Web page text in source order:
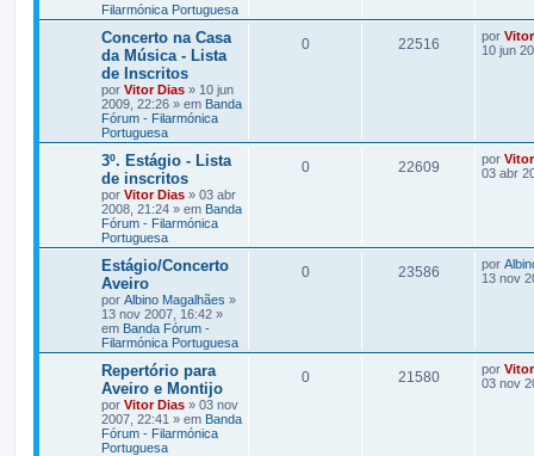
Filarmónica Portuguesa
Concerto na Casa
da Música - Lista
de Inscritos
por Vitor Dias » 10 jun
2009, 22:26 » em Banda
Fórum - Filarmónica
Portuguesa
0 22516 por
10 jun
3º. Estágio - Lista
de inscritos
por Vitor Dias » 03 abr
2008, 21:24 » em Banda
Fórum - Filarmónica
Portuguesa
0 22609 por
03 abr
Estágio/Concerto
Aveiro
por Albino Magalhães »
13 nov 2007, 16:42 »
em Banda Fórum -
Filarmónica Portuguesa
0 23586 por
13 nov
Repertório para
Aveiro e Montijo
por Vitor Dias » 03 nov
2007, 22:41 » em Banda
Fórum - Filarmónica
Portuguesa
0 21580 por
03 nov